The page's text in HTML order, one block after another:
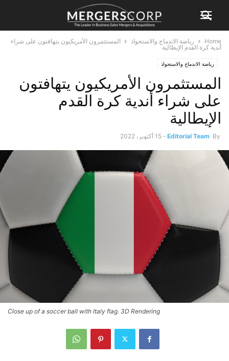
Home رياضة الاندماج والاستحواذ
المستثمرون الأمريكيون يتهافتون على شراء
أندية كرة القدم الإيطالية
رياضة الاندماج والاستحواذ
المستثمرون الأمريكيون يتهافتون
على شراء أندية كرة القدم
الإيطالية
By
Editorial Team
- 15 أكتوبر، 2022
Close up of a soccer ball with Italy flag. 3D Rendering